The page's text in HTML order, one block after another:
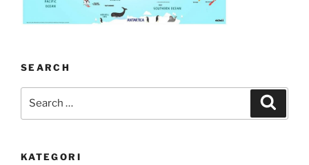
SEARCH
KATEGORI